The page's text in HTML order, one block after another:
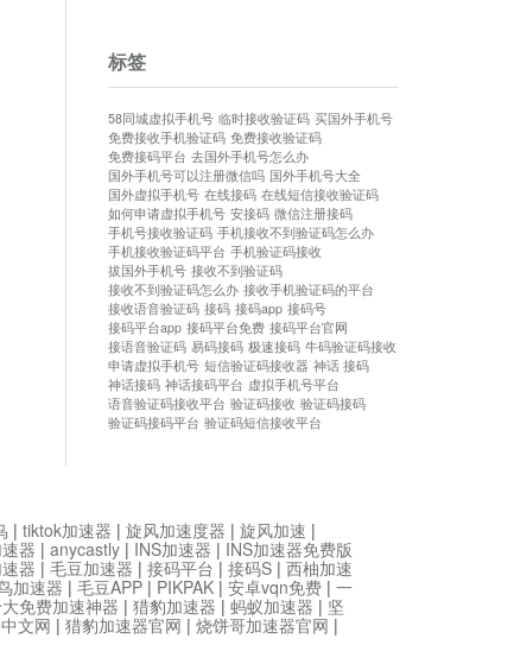
标签
58同城虚拟手机号 临时接收验证码 买国外手机号
免费接收手机验证码 免费接收验证码
免费接码平台 去国外手机号怎么办
国外手机号可以注册微信吗 国外手机号大全
国外虚拟手机号 在线接码 在线短信接收验证码
如何申请虚拟手机号 安接码 微信注册接码
手机号接收验证码 手机接收不到验证码怎么办
手机接收验证码平台 手机验证码接收
拔国外手机号 接收不到验证码
接收不到验证码怎么办 接收手机验证码的平台
接收语音验证码 接码 接码app 接码号
接码平台app 接码平台免费 接码平台官网
接语音验证码 易码接码 极速接码 牛码验证码接收
申请虚拟手机号 短信验证码接收器 神话 接码
神话接码 神话接码平台 虚拟手机号平台
语音验证码接收平台 验证码接收 验证码接码
验证码接码平台 验证码短信接收平台
| tiktok加速器 | 旋风加速度器 | 旋风加速 |
器 | anycastly | INS加速器 | INS加速器免费版
器 | 毛豆加速器 | 接码平台 | 接码S | 西柚加速
加速器 | 毛豆APP | PIKPAK | 安卓vqn免费 | 一
免费加速神器 | 猎豹加速器 | 蚂蚁加速器 | 坚
文网 | 猎豹加速器官网 | 烧饼哥加速器官网 |